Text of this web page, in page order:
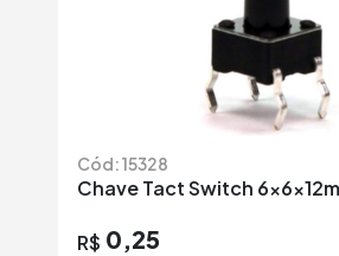
Cód: 15328
Chave Tact Switch
R$ 0,25